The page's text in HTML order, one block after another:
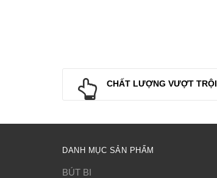
CHẤT LƯỢNG VƯỢT TRỘI
DANH MỤC SẢN PHẨM
BÚT BI